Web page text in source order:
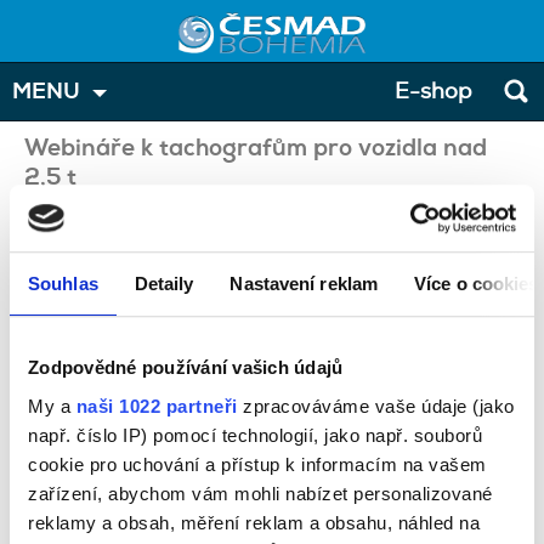
Souhlas Detaily Nastavení reklam Více o cookies
Zodpovědné používání vašich údajů
My a naši 1022 partneři zpracováváme vaše údaje (jako
např. číslo IP) pomocí technologií, jako např. souborů
cookie pro uchování a přístup k informacím na vašem
zařízení, abychom vám mohli nabízet personalizované
reklamy a obsah, měření reklam a obsahu, náhled na
Webináře k tachografům pro vozidla nad
2,5 t
Pokud jste se zúčastnili našeho úvodního webináře o
o tachografech ve vozidlech nad 2,5 t,připravili jsme pro vás
navazující webináře zaměřené na praktické dopady nové povinnosti –
a navíc se zvýhodněnou nabídkou .
Speciální nabídka:
do konce ledna na čtyři navazující webináře
ten nejlevnější z nich zdarma .
MENU E-shop